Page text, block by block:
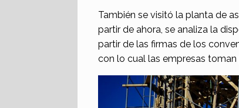
También se visitó la planta de
partir de ahora, se analiza la
partir de las firmas de los
con lo cual las empresas toman